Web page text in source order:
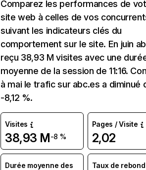
Comparez les performances de
site web à celles de vos
suivant les indicateurs clés du
comportement sur le site. En juin
reçu 38,93 M visites avec une
moyenne de la session de 11:16.
à mai le trafic sur abc.es a diminué
-8,12 %.
Visites
38,93 M-8 %
Pages / Visite
2,02
Durée moyenne des
Taux de rebond